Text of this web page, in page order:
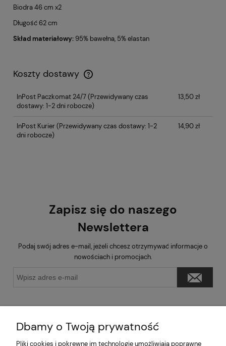
Biodra 46 cm x2
Długość 62 cm
Skład materiałowy: 95% bawełna, 5% elastan
Koszty dostawy
InPost Paczkomat 24/7(Przewidywany czas
dostawy: 1-2 dni robocze)
13,50 zł
InPost Kurier(Przewidywany czas dostawy: 1-2
dni robocze)
14,90 zł
Zapisz się do naszego
Newslettera
Podaj swój adres e-mail, jeżeli chcesz otrzymywać informacje o
nowościach i promocjach.
Dbamy o Twoją prywatność
Pliki cookies i pokrewne im technologie umożliwiają poprawne